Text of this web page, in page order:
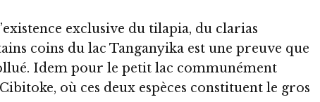
exclusive du tilapia, du clarias
coins du lac Tanganyika est une preuve que
Idem pour le petit lac communément
où ces deux espèces constituent le gros